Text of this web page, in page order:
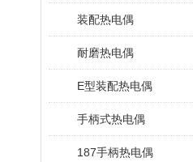
装配热电偶
耐磨热电偶
E型装配热电偶
手柄式热电偶
187手柄热电偶